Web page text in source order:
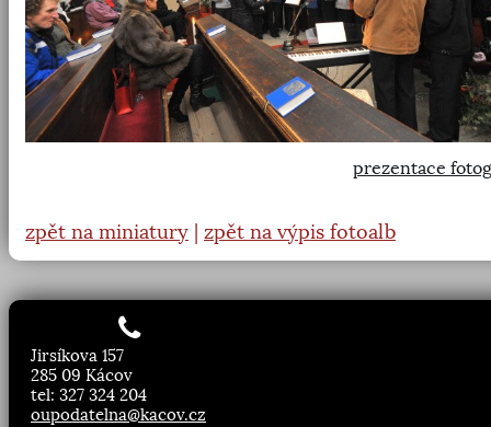
prezentace
zpět na miniatury zpět na výpis fotoalb
Jirsíkova 157
285 09 Kácov
tel: 327 324 204
oupodatelna@kacov.cz